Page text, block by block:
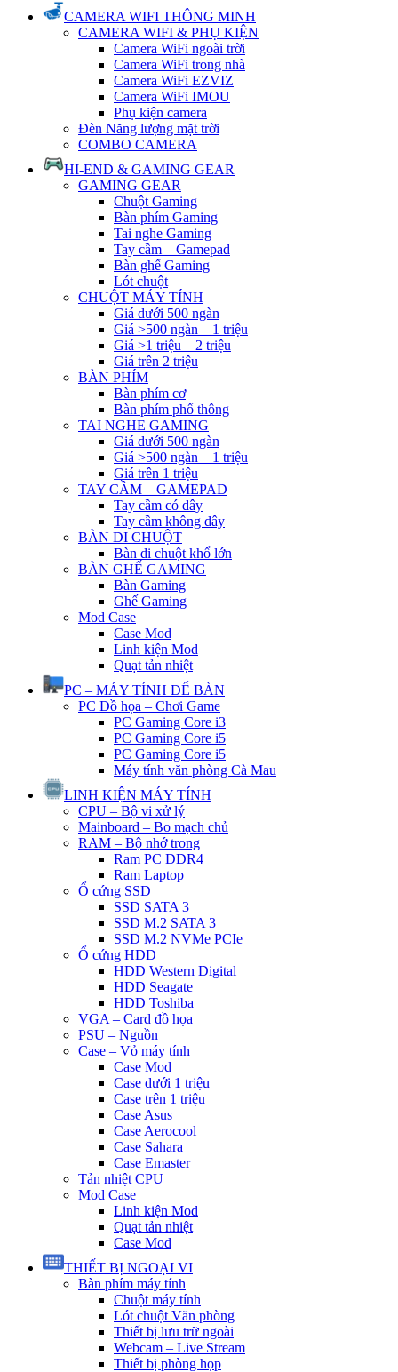
CAMERA WIFI THÔNG MINH
CAMERA WIFI & PHỤ KIỆN
Camera WiFi ngoài trời
Camera WiFi trong nhà
Camera WiFi EZVIZ
Camera WiFi IMOU
Phụ kiện camera
Đèn Năng lượng mặt trời
COMBO CAMERA
HI-END & GAMING GEAR
GAMING GEAR
Chuột Gaming
Bàn phím Gaming
Tai nghe Gaming
Tay cầm – Gamepad
Bàn ghế Gaming
Lót chuột
CHUỘT MÁY TÍNH
Giá dưới 500 ngàn
Giá >500 ngàn – 1 triệu
Giá >1 triệu – 2 triệu
Giá trên 2 triệu
BÀN PHÍM
Bàn phím cơ
Bàn phím phổ thông
TAI NGHE GAMING
Giá dưới 500 ngàn
Giá >500 ngàn – 1 triệu
Giá trên 1 triệu
TAY CẦM – GAMEPAD
Tay cầm có dây
Tay cầm không dây
BÀN DI CHUỘT
Bàn di chuột khổ lớn
BÀN GHẾ GAMING
Bàn Gaming
Ghế Gaming
Mod Case
Case Mod
Linh kiện Mod
Quạt tản nhiệt
PC – MÁY TÍNH ĐỂ BÀN
PC Đồ họa – Chơi Game
PC Gaming Core i3
PC Gaming Core i5
PC Gaming Core i5
Máy tính văn phòng Cà Mau
LINH KIỆN MÁY TÍNH
CPU – Bộ vi xử lý
Mainboard – Bo mạch chủ
RAM – Bộ nhớ trong
Ram PC DDR4
Ram Laptop
Ổ cứng SSD
SSD SATA 3
SSD M.2 SATA 3
SSD M.2 NVMe PCIe
Ổ cứng HDD
HDD Western Digital
HDD Seagate
HDD Toshiba
VGA – Card đồ họa
PSU – Nguồn
Case – Vỏ máy tính
Case Mod
Case dưới 1 triệu
Case trên 1 triệu
Case Asus
Case Aerocool
Case Sahara
Case Emaster
Tản nhiệt CPU
Mod Case
Linh kiện Mod
Quạt tản nhiệt
Case Mod
THIẾT BỊ NGOẠI VI
Bàn phím máy tính
Chuột máy tính
Lót chuột Văn phòng
Thiết bị lưu trữ ngoài
Webcam – Live Stream
Thiết bị phòng họp